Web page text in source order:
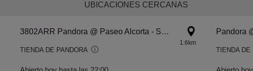
UBICACIONES CERCANAS
3802ARR Pandora @ Paseo Alcorta - Store #879
TIENDA DE PANDORA
1.6km
Pandora
TIENDA DE